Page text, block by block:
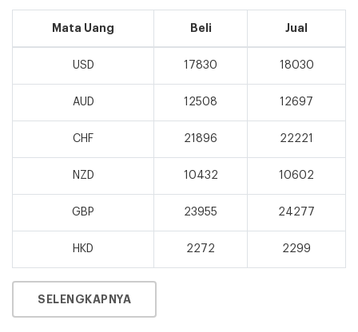
Mata Uang Beli Jual
USD 17830 18030
AUD 12508 12697
CHF 21896 22221
NZD 10432 10602
GBP 23955 24277
HKD 2272 2299
SELENGKAPNYA